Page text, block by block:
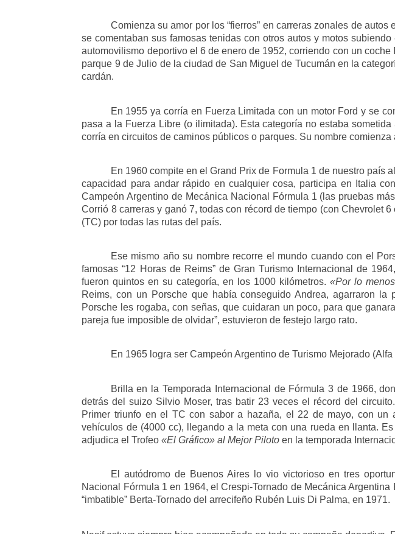
Comienza su amor por los “fierros” en carreras zonales de
se comentaban sus famosas tenidas con otros autos y motos
automovilismo deportivo el 6 de enero de 1952, corriendo con un
parque 9 de Julio de la ciudad de San Miguel de Tucumán en la
cardán.
En 1955 ya corría en Fuerza Limitada con un motor Ford y se
pasa a la Fuerza Libre (o ilimitada). Esta categoría no estaba
corría en circuitos de caminos públicos o parques. Su nombre
En 1960 compite en el Grand Prix de Formula 1 de nuestro país
capacidad para andar rápido en cualquier cosa, participa en Italia
Campeón Argentino de Mecánica Nacional Fórmula 1 (las pruebas
Corrió 8 carreras y ganó 7, todas con récord de tiempo (con Chevrolet
(TC) por todas las rutas del país.
Ese mismo año su nombre recorre el mundo cuando con el
famosas “12 Horas de Reims” de Gran Turismo Internacional de
fueron quintos en su categoría, en los 1000 kilómetros.«Por lo
Reims, con un Porsche que había conseguido Andrea, agarraron
Porsche les rogaba, con señas, que cuidaran un poco, para que
pareja fue imposible de olvidar”, estuvieron de festejo largo rato.
En 1965 logra ser Campeón Argentino de Turismo Mejorado
Brilla en la Temporada Internacional de Fórmula 3 de 1966,
detrás del suizo Silvio Moser, tras batir 23 veces el récord del
Primer triunfo en el TC con sabor a hazaña, el 22 de mayo, con
vehículos de (4000 cc), llegando a la meta con una rueda en llanta.
adjudica el Trofeo«El Gráfico» al Mejor Piloto en la temporada
El autódromo de Buenos Aires lo vio victorioso en tres
Nacional Fórmula 1 en 1964, el Crespi-Tornado de Mecánica
“imbatible” Berta-Tornado del arrecifeño Rubén Luis Di Palma, en 1971.